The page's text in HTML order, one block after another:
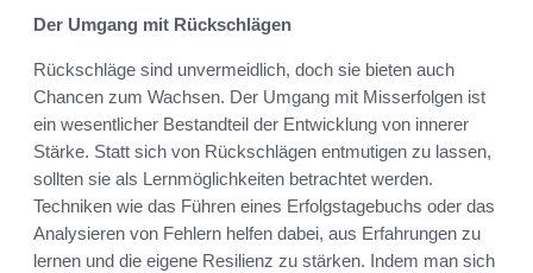
Der Umgang mit Rückschlägen
Rückschläge sind unvermeidlich, doch sie bieten auch
Chancen zum Wachsen. Der Umgang mit Misserfolgen ist
ein wesentlicher Bestandteil der Entwicklung von innerer
Stärke. Statt sich von Rückschlägen entmutigen zu lassen,
sollten sie als Lernmöglichkeiten betrachtet werden.
Techniken wie das Führen eines Erfolgstagebuchs oder das
Analysieren von Fehlern helfen dabei, aus Erfahrungen zu
lernen und die eigene Resilienz zu stärken. Indem man sich